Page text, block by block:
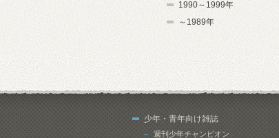
1990～1999年
～1989年
少年・青年向け雑誌
週刊少年チャンピオン